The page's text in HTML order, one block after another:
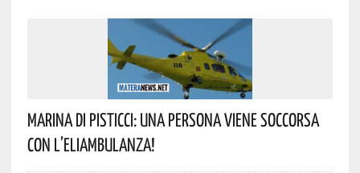
Marina Di Pisticci: Una Persona Viene Soccorsa
Con L’eliambulanza!